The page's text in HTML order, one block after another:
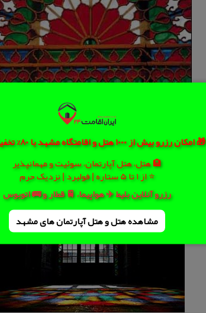
🎁 امکان رزرو بیش از 1000 هتل و اقامتگاه مشهد با 80% تخفیف واقعی
🏨 هتل، هتل آپارتمان، سوئیت و مهمانپذیر
⭐ از 1 تا 5 ستاره | فولبرد | نزدیک حرم
رزرو آنلاین بلیط ✈️ هواپیما، 🚆 قطار و 🚌 اتوبوس
مشاهده هتل و هتل‌ آپارتمان های مشهد